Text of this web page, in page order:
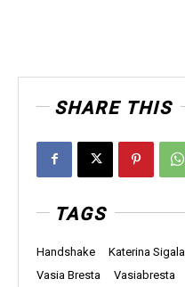
SHARE THIS
TAGS
Handshake Katerina Sigala
Vasia Bresta
Vasiabresta